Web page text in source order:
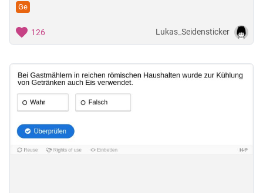
Ge
126 Lukas_Seidensticker